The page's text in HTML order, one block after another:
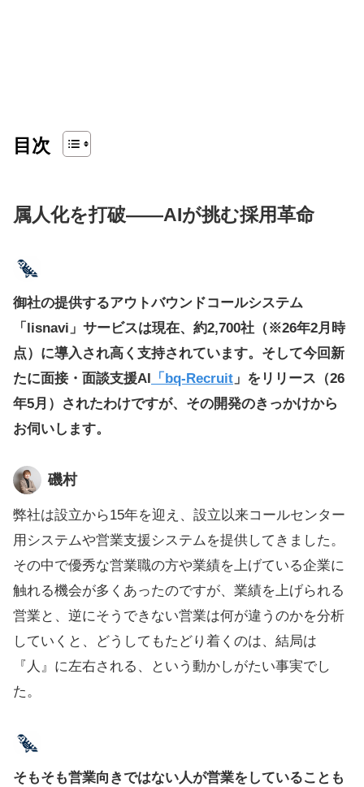
目次
属人化を打破――AIが挑む採用革命
御社の提供するアウトバウンドコールシステム
「lisnavi」サービスは現在、約2,700社（※26年2月時
点）に導入され高く支持されています。そして今回新
たに面接・面談支援AI 「bq-Recruit 」をリリース（26
年5月）されたわけですが、その開発のきっかけから
お伺いします。
磯村
弊社は設立から15年を迎え、設立以来コールセンター
用システムや営業支援システムを提供してきました。
その中で優秀な営業職の方や業績を上げている企業に
触れる機会が多くあったのですが、業績を上げられる
営業と、逆にそうできない営業は何が違うのかを分析
していくと、どうしてもたどり着くのは、結局は
『人』に左右される、という動かしがたい事実でし
た。
そもそも営業向きではない人が営業をしていることも